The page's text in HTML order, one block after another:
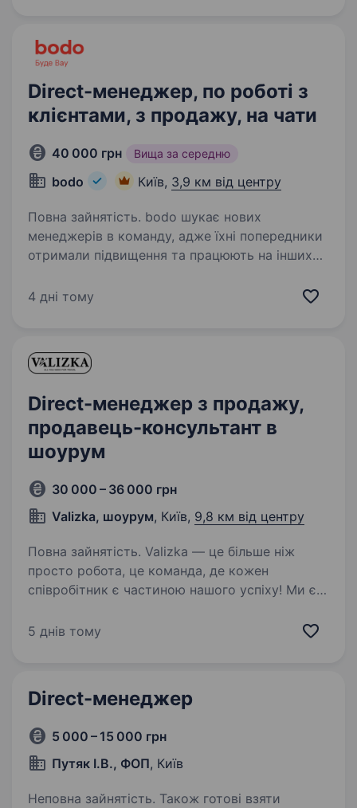
Direct-менеджер, по роботі з
клієнтами, з продажу, на чати
40 000 грн Вища за середню
bodo Київ, 3,9 км від центру
Повна зайнятість. bodo шукає нових
менеджерів в команду, адже їхні попередники
отримали підвищення та працюють на інших
свій шлях в компанії через відділ по роботі
4 дні тому
Direct-менеджер з продажу,
продавець-консультант в
шоурум
30 000 – 36 000 грн
Valizka, шоурум, Київ, 9,8 км від центру
Повна зайнятість. Valizka — це більше ніж
просто робота, це команда, де кожен
співробітник є частиною нашого успіху! Ми є
(Valiza_ua) Шукаємо відповідальну та активну
5 днів тому
Direct-менеджер
5 000 – 15 000 грн
Путяк І.В., ФОП, Київ
Неповна зайнятість. Також готові взяти